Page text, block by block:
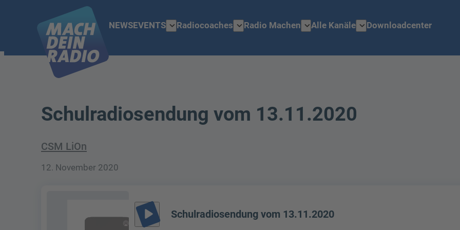
NEWSEVENTS expand_moreRadiocoaches expand_moreRadio Machen expand_moreAlle Kanäle expand_moreDownloadcenter
Schulradiosendung vom 13.11.2020
CSM LiOn
12. November 2020
play_arrow Schulradiosendung vom 13.11.2020